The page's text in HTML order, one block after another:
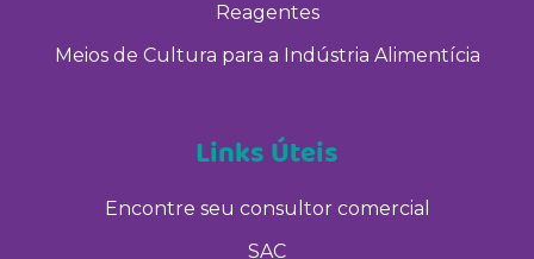
Reagentes
Meios de Cultura para a Indústria Alimentícia
Links Úteis
Encontre seu consultor comercial
SAC